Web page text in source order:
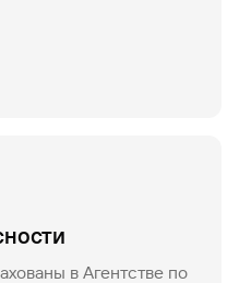
в Агентстве по